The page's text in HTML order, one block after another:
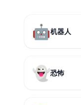
🤖机器人
👻恐怖